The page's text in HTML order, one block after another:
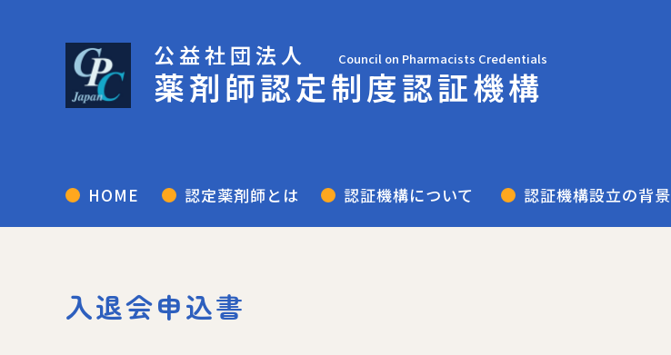
公益社団法人 Council on Pharmacists Credentials
薬剤師認定制度認証機構
HOME 認定薬剤師とは 認証機構について 認証機構設立の背景
入退会申込書